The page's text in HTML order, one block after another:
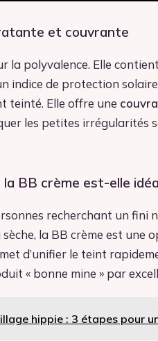
et couvrante
la polyvalence. Elle
indice de protection
teinté. Elle offre une
les petites irrégularités
BB crème est-elle
recherchant un fini
la BB crème est une
d’unifier le teint
« bonne mine » par
hippie : 3 étapes pour